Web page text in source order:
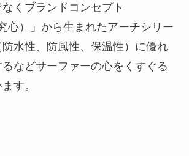
くブランドコンセプト
心）」から生まれたアーチシリー
水性、防風性、保温性）に優れ
などサーファーの心をくすぐる
す。